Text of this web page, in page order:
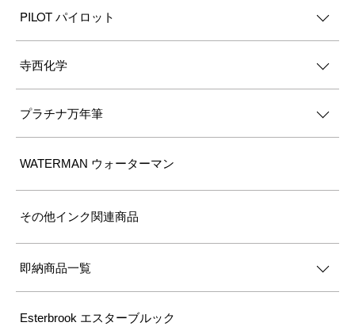
PILOT パイロット
寺西化学
プラチナ万年筆
WATERMAN ウォーターマン
その他インク関連商品
即納商品一覧
Esterbrook エスターブルック